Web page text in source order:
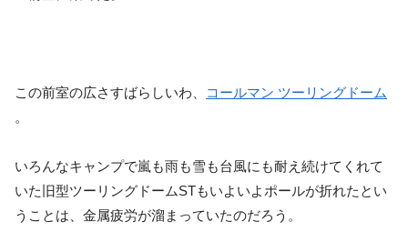
この前室の広さすばらしいわ、
コールマン ツーリングドーム
。
いろんなキャンプで嵐も雨も雪も台風にも耐え続けてくれて
いた旧型ツーリングドームSTもいよいよポールが折れたとい
うことは、金属疲労が溜まっていたのだろう。